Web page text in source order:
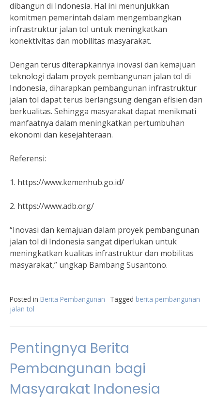
dibangun di Indonesia. Hal ini menunjukkan
komitmen pemerintah dalam mengembangkan
infrastruktur jalan tol untuk meningkatkan
konektivitas dan mobilitas masyarakat.
Dengan terus diterapkannya inovasi dan kemajuan
teknologi dalam proyek pembangunan jalan tol di
Indonesia, diharapkan pembangunan infrastruktur
jalan tol dapat terus berlangsung dengan efisien dan
berkualitas. Sehingga masyarakat dapat menikmati
manfaatnya dalam meningkatkan pertumbuhan
ekonomi dan kesejahteraan.
Referensi:
1. https://www.kemenhub.go.id/
2. https://www.adb.org/
“Inovasi dan kemajuan dalam proyek pembangunan
jalan tol di Indonesia sangat diperlukan untuk
meningkatkan kualitas infrastruktur dan mobilitas
masyarakat,” ungkap Bambang Susantono.
Posted in Berita Pembangunan Tagged berita pembangunan
jalan tol
Pentingnya Berita
Pembangunan bagi
Masyarakat Indonesia